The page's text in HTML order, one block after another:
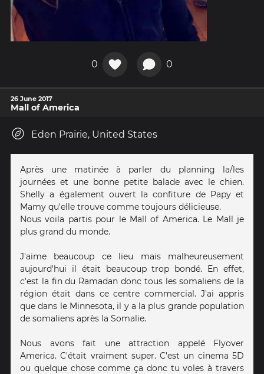
0 0
26 June 2017
Mall of America
Eden Prairie, United States
Après une matinée à parler du planning la/les
journées et une bonne petite balade avec le chien.
Shelly a également ouvert la confiture de Papy et
Mamy qu'elle trouve comme toujours délicieuse.
Nous voila partis pour le Mall of America. Le Mall je
plus grand du monde.
J'aime beaucoup ce lieu mais malheureusement
aujourd'hui il était beaucoup trop bondé. En effet,
c'est la fin du Ramadan donc tous les somaliens de la
région était dans ce centre commercial. J'ai appris
que dans le Minnesota, il y a la plus grande population
de somaliens après la Somalie.
Nous avons fait une attraction appelé Flyover
America. C'était vraiment super. C'est un cinema 5D
ou quelque chose comme ça donc tu voles à travers